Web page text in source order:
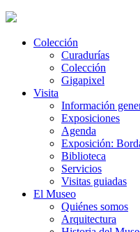
Colección
Curadurías
Colección
Gigapixel
Visita
Información
Exposiciones
Agenda
Exposición:
Biblioteca
Servicios
Visitas guiadas
El Museo
Quiénes somos
Arquitectura